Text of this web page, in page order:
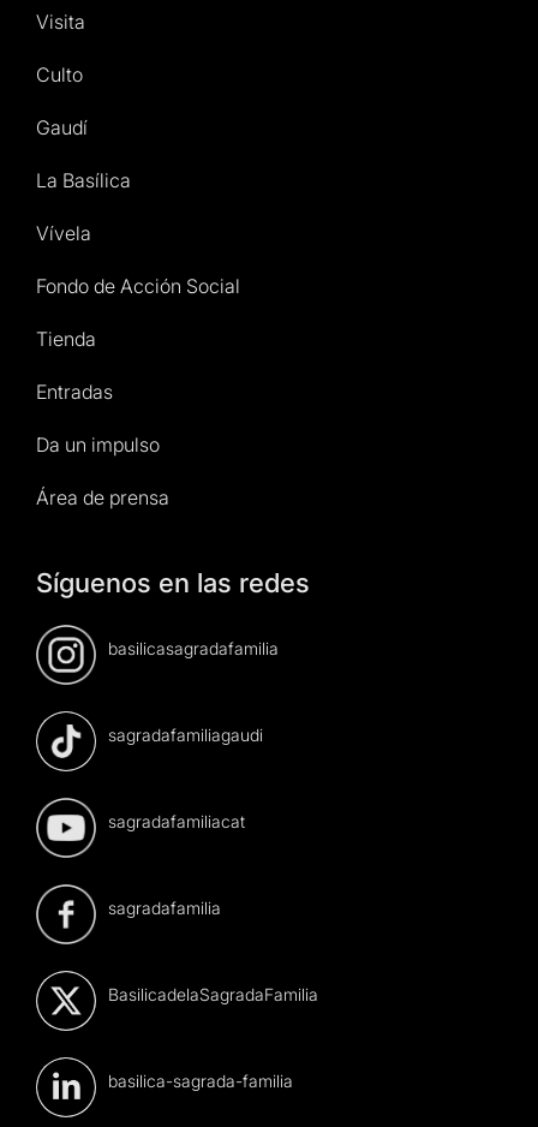
Visita
Culto
Gaudí
La Basílica
Vívela
Fondo de Acción Social
Tienda
Entradas
Da un impulso
Área de prensa
Síguenos en las redes
basilicasagradafamilia
sagradafamiliagaudi
sagradafamiliacat
sagradafamilia
BasilicadelaSagradaFamilia
basilica-sagrada-familia